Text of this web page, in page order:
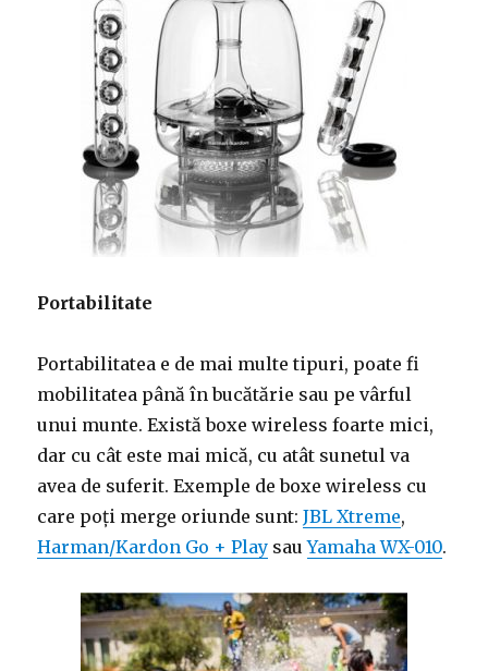
Portabilitate
Portabilitatea e de mai multe tipuri, poate fi
mobilitatea până în bucătărie sau pe vârful
unui munte. Există boxe wireless foarte mici,
dar cu cât este mai mică, cu atât sunetul va
avea de suferit. Exemple de boxe wireless cu
care poți merge oriunde sunt:JBL Xtreme,
Harman/Kardon Go + Play sauYamaha WX-010.